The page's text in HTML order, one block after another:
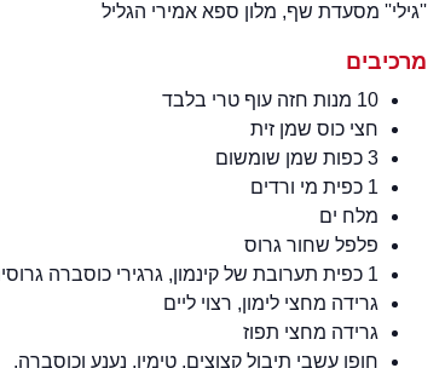
''גילי'' מסעדת שף, מלון ספא אמירי הגליל
מרכיבים
10 מנות חזה עוף טרי בלבד
חצי כוס שמן זית
3 כפות שמן שומשום
1 כפית מי ורדים
מלח ים
פלפל שחור גרוס
1 כפית תערובת של קינמון, גרגירי כוסברה גרוסים ופלפל סודני גרוס
גרידה מחצי לימון, רצוי ליים
גרידה מחצי תפוז
חופן עשבי תיבול קצוצים, טימין, נענע וכוסברה.